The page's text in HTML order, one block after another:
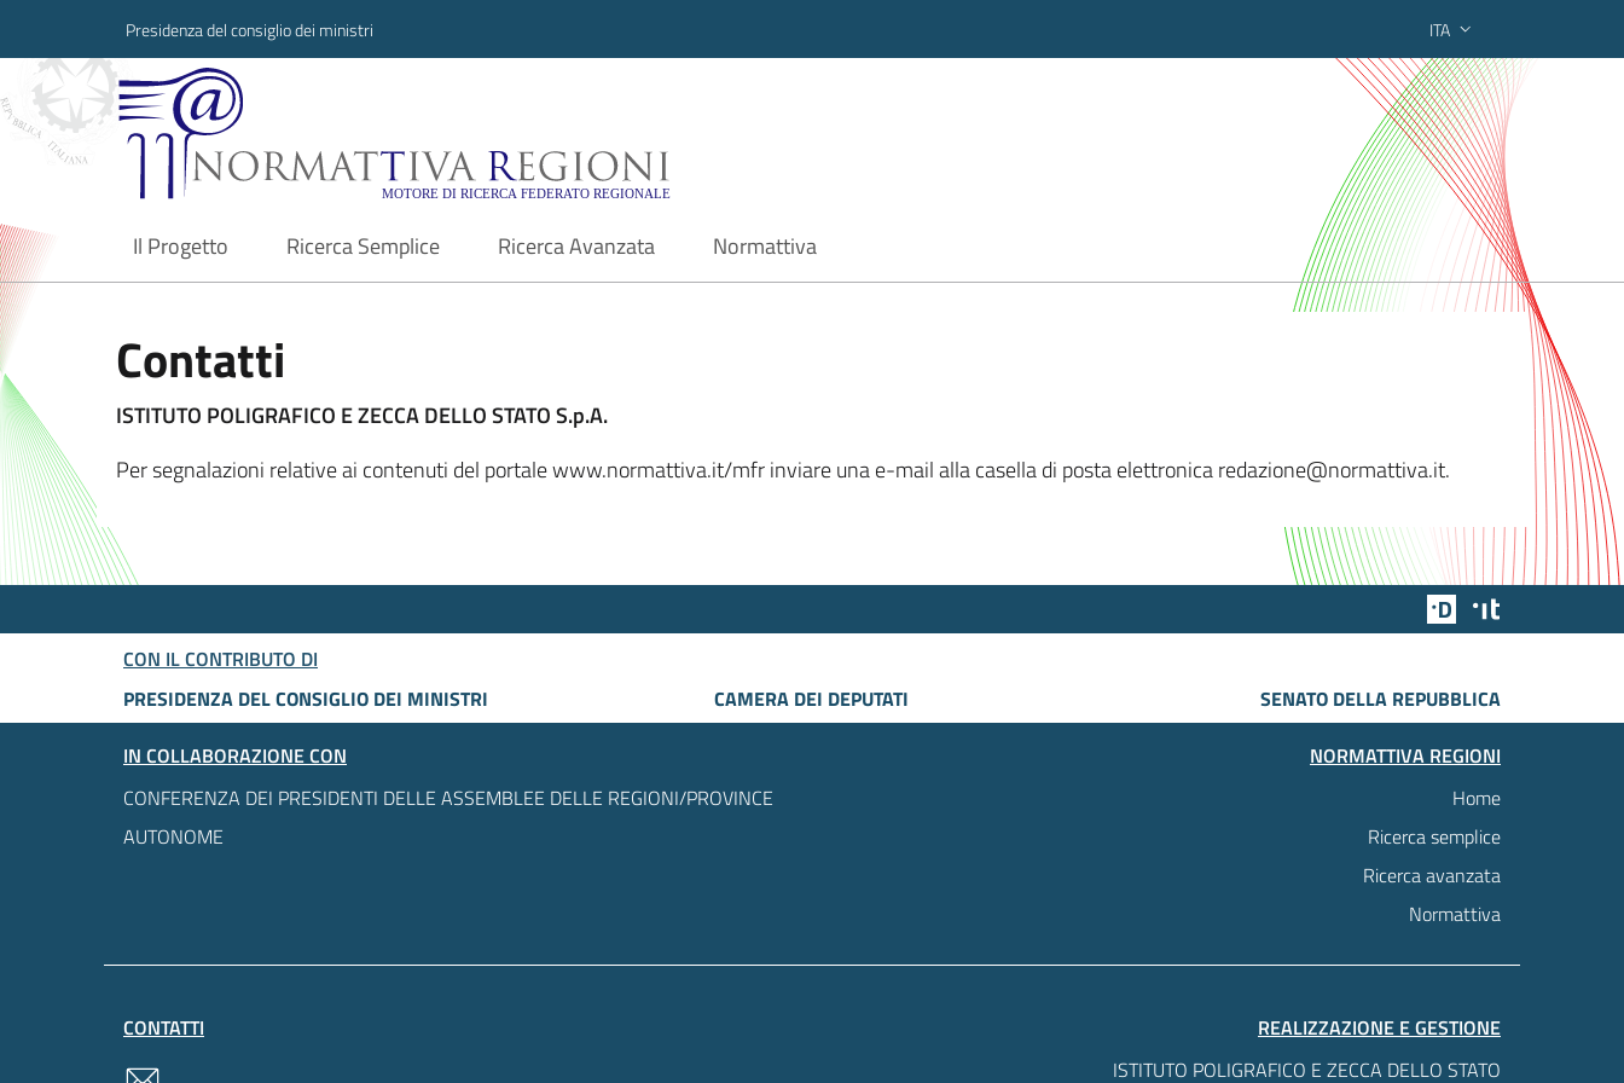
Presidenza del consiglio dei ministri ITA
Normattiva Regioni - Motore di ricerca federato regionale
Il Progetto
current Ricerca Semplice Ricerca Avanzata Normattiva
Contatti
ISTITUTO POLIGRAFICO E ZECCA DELLO STATO S.p.A.
Per segnalazioni relative ai contenuti del portale www.normattiva.it/mfr inviare una e-mail alla casella di posta elettronica redazione@normattiva.it.
Team Digitale
CON IL CONTRIBUTO DI
PRESIDENZA DEL CONSIGLIO DEI MINISTRI
CAMERA DEI DEPUTATI
SENATO DELLA REPUBBLICA
IN COLLABORAZIONE CON
CONFERENZA DEI PRESIDENTI DELLE ASSEMBLEE DELLE REGIONI/PROVINCE
AUTONOME
NORMATTIVA REGIONI
Home
Ricerca semplice
Ricerca avanzata
Normattiva
CONTATTI
REALIZZAZIONE E GESTIONE
ISTITUTO POLIGRAFICO E ZECCA DELLO STATO